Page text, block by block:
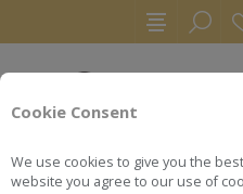
Cookie Consent
We use cookies to give you the
website you agree to our use of